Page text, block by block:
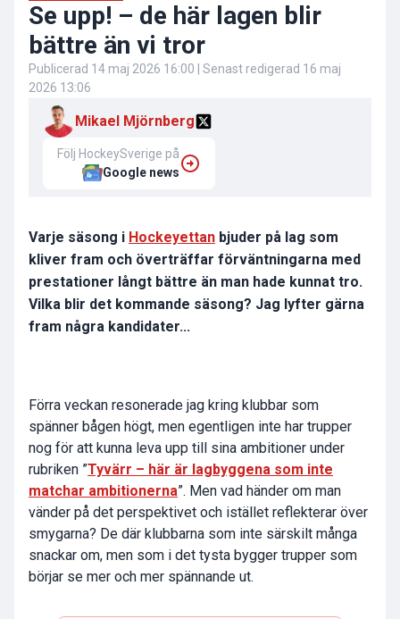
Se upp! – de här lagen blir
bättre än vi tror
Publicerad 14 maj 2026 16:00 | Senast redigerad 16 maj
2026 13:06
Mikael Mjörnberg
Följ HockeySverige på
Google news
Varje säsong i Hockeyettan bjuder på lag som
kliver fram och överträffar förväntningarna med
prestationer långt bättre än man hade kunnat tro.
Vilka blir det kommande säsong? Jag lyfter gärna
fram några kandidater...
Förra veckan resonerade jag kring klubbar som
spänner bågen högt, men egentligen inte har trupper
nog för att kunna leva upp till sina ambitioner under
rubriken ”Tyvärr – här är lagbyggena som inte
matchar ambitionerna”. Men vad händer om man
vänder på det perspektivet och istället reflekterar över
smygarna? De där klubbarna som inte särskilt många
snackar om, men som i det tysta bygger trupper som
börjar se mer och mer spännande ut.